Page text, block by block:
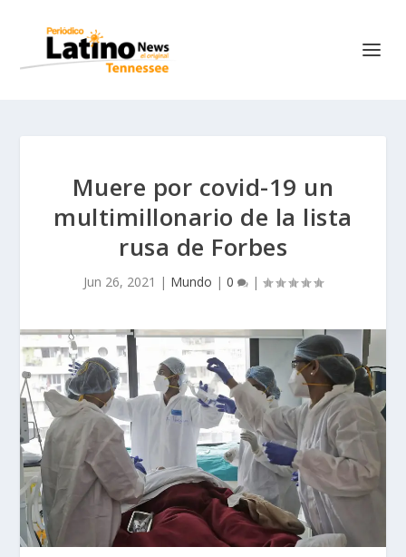
Muere por covid-19 un
multimillonario de la lista
rusa de Forbes
Jun 26, 2021 | Mundo | 0 |